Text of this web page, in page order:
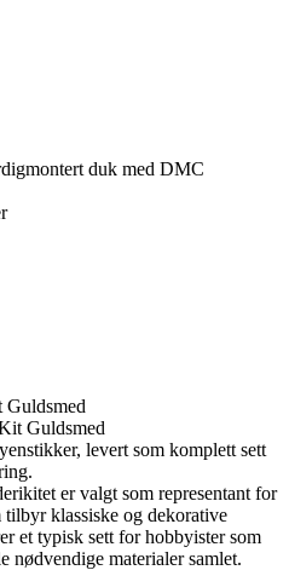
duk med DMC
levert som komplett sett
er valgt som representant for
klassiske og dekorative
et typisk sett for hobbyister som
nødvendige materialer samlet.